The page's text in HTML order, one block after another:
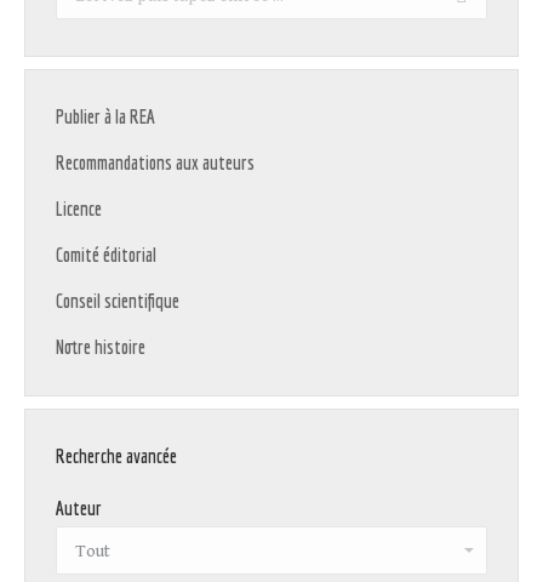
Publier à la REA
Recommandations aux auteurs
Licence
Comité éditorial
Conseil scientifique
Notre histoire
Recherche avancée
Auteur